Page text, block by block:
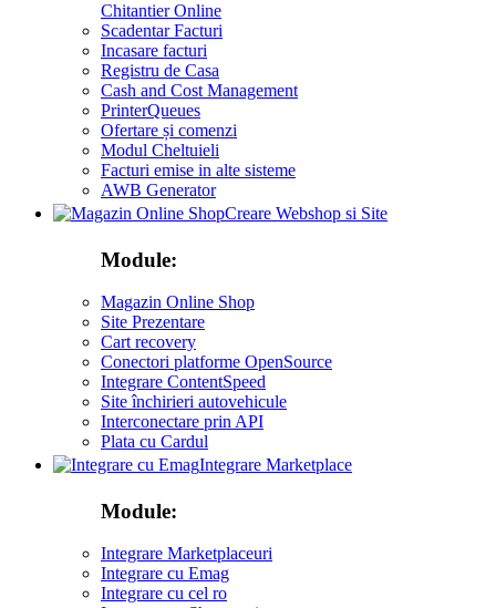
Chitantier Online
Scadentar Facturi
Incasare facturi
Registru de Casa
Cash and Cost Management
PrinterQueues
Ofertare și comenzi
Modul Cheltuieli
Facturi emise in alte sisteme
AWB Generator
Creare Webshop si Site
Module:
Magazin Online Shop
Site Prezentare
Cart recovery
Conectori platforme OpenSource
Integrare ContentSpeed
Site închirieri autovehicule
Interconectare prin API
Plata cu Cardul
Integrare Marketplace
Module:
Integrare Marketplaceuri
Integrare cu Emag
Integrare cu cel ro